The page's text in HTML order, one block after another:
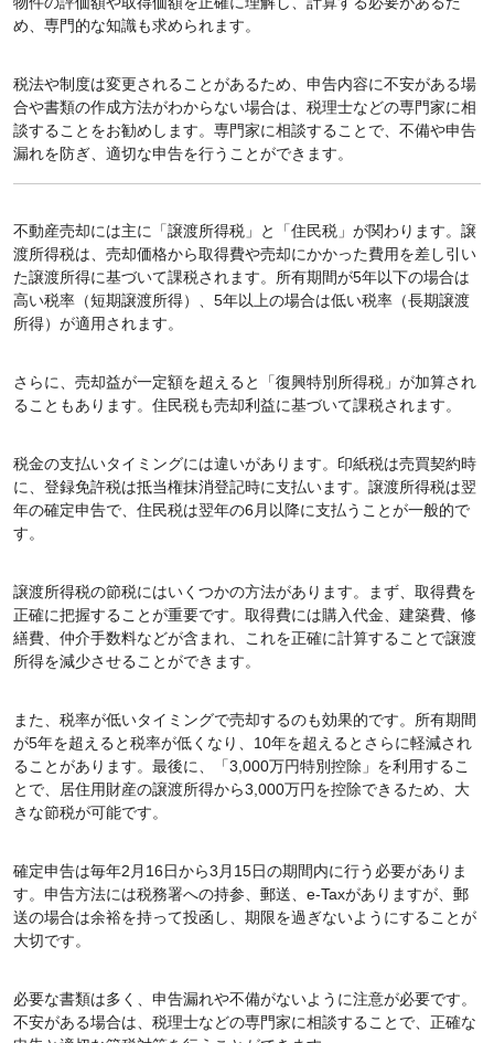
め、専門的な知識も求められます。
税法や制度は変更されることがあるため、申告内容に不安がある場
合や書類の作成方法がわからない場合は、税理士などの専門家に相
談することをお勧めします。専門家に相談することで、不備や申告
漏れを防ぎ、適切な申告を行うことができます。
不動産売却には主に「譲渡所得税」と「住民税」が関わります。譲
渡所得税は、売却価格から取得費や売却にかかった費用を差し引い
た譲渡所得に基づいて課税されます。所有期間が5年以下の場合は
高い税率（短期譲渡所得）、5年以上の場合は低い税率（長期譲渡
所得）が適用されます。
さらに、売却益が一定額を超えると「復興特別所得税」が加算され
ることもあります。住民税も売却利益に基づいて課税されます。
税金の支払いタイミングには違いがあります。印紙税は売買契約時
に、登録免許税は抵当権抹消登記時に支払います。譲渡所得税は翌
年の確定申告で、住民税は翌年の6月以降に支払うことが一般的で
す。
譲渡所得税の節税にはいくつかの方法があります。まず、取得費を
正確に把握することが重要です。取得費には購入代金、建築費、修
繕費、仲介手数料などが含まれ、これを正確に計算することで譲渡
所得を減少させることができます。
また、税率が低いタイミングで売却するのも効果的です。所有期間
が5年を超えると税率が低くなり、10年を超えるとさらに軽減され
ることがあります。最後に、「3,000万円特別控除」を利用するこ
とで、居住用財産の譲渡所得から3,000万円を控除できるため、大
きな節税が可能です。
確定申告は毎年2月16日から3月15日の期間内に行う必要がありま
す。申告方法には税務署への持参、郵送、e-Taxがありますが、郵
送の場合は余裕を持って投函し、期限を過ぎないようにすることが
大切です。
必要な書類は多く、申告漏れや不備がないように注意が必要です。
不安がある場合は、税理士などの専門家に相談することで、正確な